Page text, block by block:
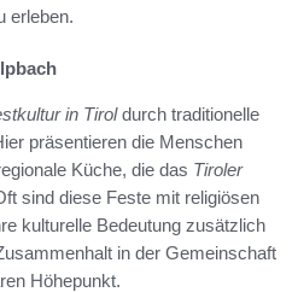
erleben.
in Tiroldurch traditionelle
präsentieren die Menschen
Küche, die das Tiroler
sind diese Feste mit religiösen
kulturelle Bedeutung zusätzlich
in der Gemeinschaft
Höhepunkt.